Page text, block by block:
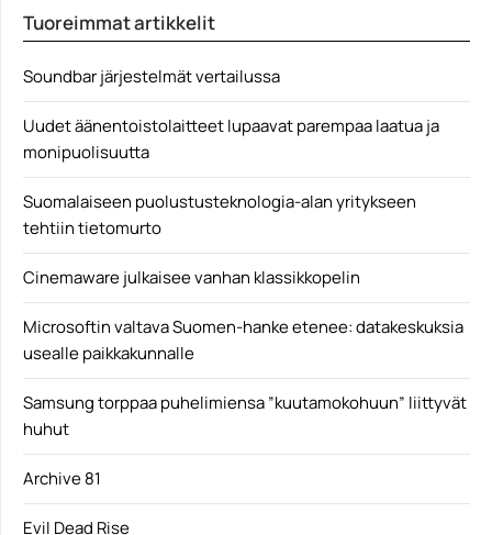
kolmanneksi suurin...
Tuoreimmat artikkelit
Soundbar järjestelmät vertailussa
Uudet äänentoistolaitteet lupaavat parempaa laatua ja
monipuolisuutta
Suomalaiseen puolustusteknologia-alan yritykseen
tehtiin tietomurto
Cinemaware julkaisee vanhan klassikkopelin
Microsoftin valtava Suomen-hanke etenee: datakeskuksia
usealle paikkakunnalle
Samsung torppaa puhelimiensa ”kuutamokohuun” liittyvät
huhut
Archive 81
Evil Dead Rise